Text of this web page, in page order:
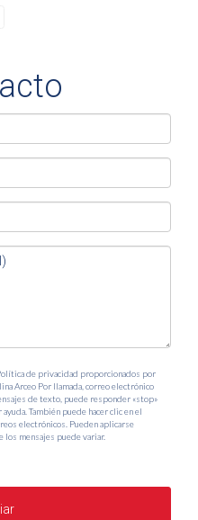
de privacidad proporcionados por
Arceo Por llamada, correo electrónico
de texto, puede responder «stop»
También puede hacer clic en el
electrónicos. Pueden aplicarse
los mensajes puede variar.